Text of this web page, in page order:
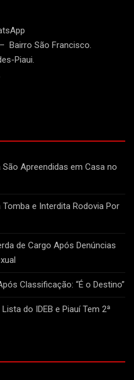
Bairro São Francisco.
Piaui.
Apreendidas em Casa no
e Interdita Rodovia Por
de Cargo Após Denúncias
Classificação: “É o Destino”
do IDEB e Piauí Tem 2ª